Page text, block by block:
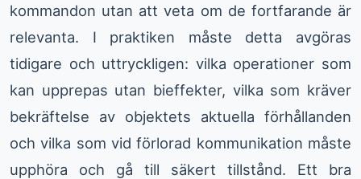
kommandon utan att veta om de fortfarande är
relevanta. I praktiken måste detta avgöras
tidigare och uttryckligen: vilka operationer som
kan upprepas utan bieffekter, vilka som kräver
bekräftelse av objektets aktuella förhållanden
och vilka som vid förlorad kommunikation måste
upphöra och gå till säkert tillstånd. Ett bra